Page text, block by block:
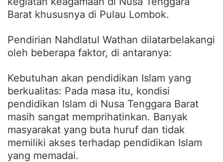
Barat khususnya di Pulau Lombok.
Pendirian Nahdlatul Wathan dilatarbelakangi
oleh beberapa faktor, di antaranya:
Kebutuhan akan pendidikan Islam yang
berkualitas: Pada masa itu, kondisi
pendidikan Islam di Nusa Tenggara Barat
masih sangat memprihatinkan. Banyak
masyarakat yang buta huruf dan tidak
memiliki akses terhadap pendidikan Islam
yang memadai.